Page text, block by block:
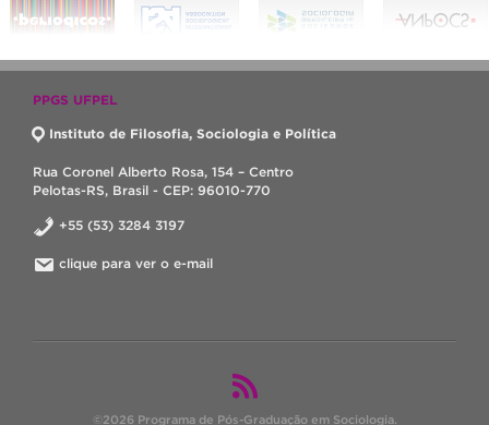
PPGS UFPEL
Instituto de Filosofia, Sociologia e Política
Rua Coronel Alberto Rosa, 154 – Centro
Pelotas-RS, Brasil - CEP: 96010-770
+55 (53) 3284 3197
clique para ver o e-mail
©2026 Programa de Pós-Graduação em Sociologia.